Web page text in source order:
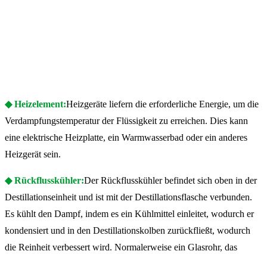
◆ Heizelement:Heizgeräte liefern die erforderliche Energie, um die
Verdampfungstemperatur der Flüssigkeit zu erreichen. Dies kann
eine elektrische Heizplatte, ein Warmwasserbad oder ein anderes
Heizgerät sein.
◆ Rückflusskühler:Der Rückflusskühler befindet sich oben in der
Destillationseinheit und ist mit der Destillationsflasche verbunden.
Es kühlt den Dampf, indem es ein Kühlmittel einleitet, wodurch er
kondensiert und in den Destillationskolben zurückfließt, wodurch
die Reinheit verbessert wird. Normalerweise ein Glasrohr, das